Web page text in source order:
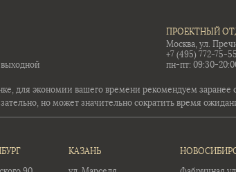
ПРОЕКТНЫЙ
Москва, ул.
+7 (495) 772-75-
пн-пт: 09:30-
для экономии вашего времени рекомендуем заранее
но может значительно сократить время
КАЗАНЬ